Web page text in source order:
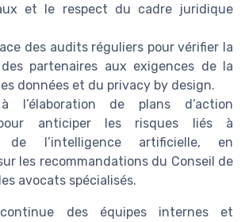
et le respect du cadre juridique
des audits réguliers pour vérifier la
partenaires aux exigences de la
données et du privacy by design.
l’élaboration de plans d’action
anticiper les risques liés à
de l’intelligence artificielle, en
les recommandations du Conseil de
avocats spécialisés.
des équipes internes et